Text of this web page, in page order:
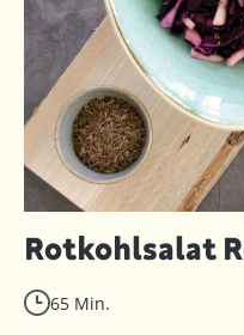
Rotkohlsalat
65 Min.